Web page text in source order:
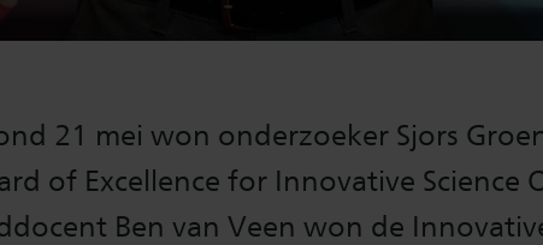
21 mei won onderzoeker Sjors
of Excellence for Innovative Science
Ben van Veen won de